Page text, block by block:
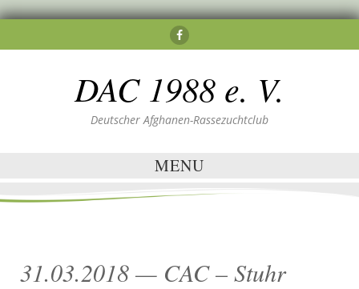
DAC 1988 e. V.
Deutscher Afghanen-Rassezuchtclub
MENU
31.03.2018 — CAC – Stuhr